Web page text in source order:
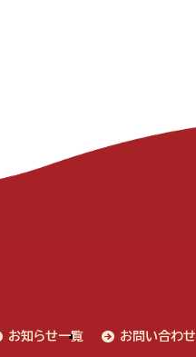
お知らせ一覧 お問い合わせ